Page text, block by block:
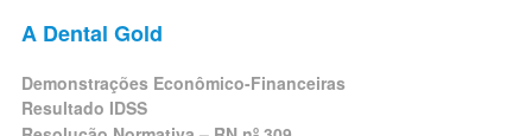
A Dental Gold
Demonstrações Econômico-Financeiras
Resultado IDSS